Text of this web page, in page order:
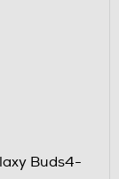
Buds4-